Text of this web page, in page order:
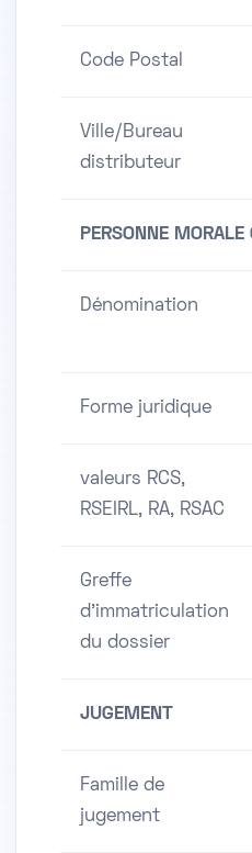
Code Postal
Ville/Bureau
distributeur
PERSONNE MORALE
Dénomination
Forme juridique
valeurs RCS,
RSEIRL, RA, RSAC
Greffe
d'immatriculation
du dossier
JUGEMENT
Famille de
jugement